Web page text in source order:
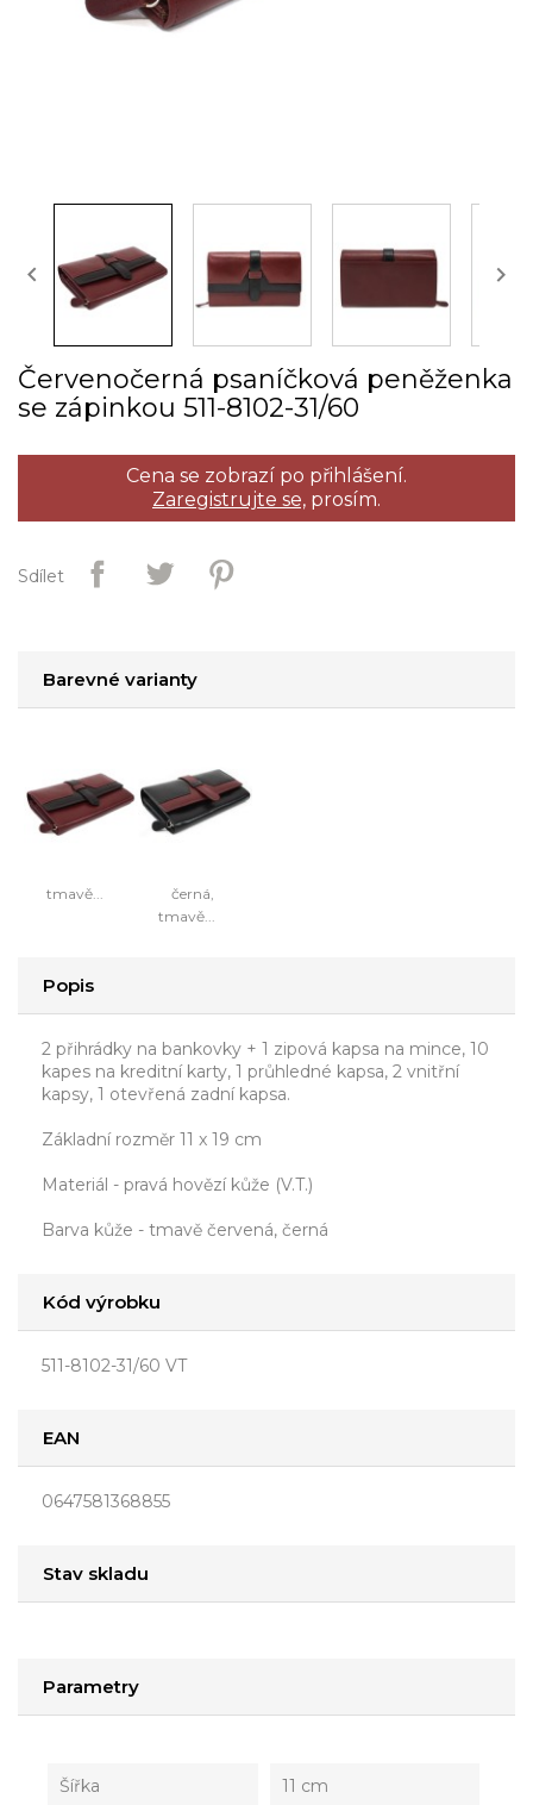
 
Červenočerná psaníčková peněženka
se zápinkou 511­-8102­-31/60
Cena se zobrazí po přihlášení.
Zaregistrujte se, prosím.
Sdílet
Barevné varianty
tmavě...
černá,
tmavě...
Popis
2 přihrádky na bankovky + 1 zipová kapsa na mince, 10
kapes na kreditní karty, 1 průhledné kapsa, 2 vnitřní
kapsy, 1 otevřená zadní kapsa.
Základní rozměr 11 x 19 cm
Materiál - pravá hovězí kůže (V.T.)
Barva kůže - tmavě červená, černá
Kód výrobku
511-8102-31/60 VT
EAN
0647581368855
Stav skladu
Parametry
Šířka 11 cm